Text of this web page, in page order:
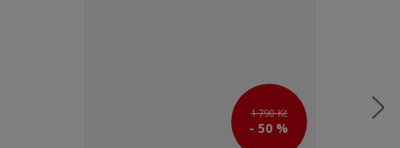
1 790 Kč
- 50 %